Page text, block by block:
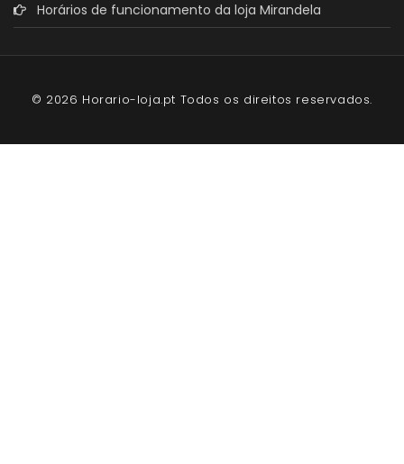
Horários de funcionamento da loja Mirandela
© 2026 Horario-loja.pt Todos os direitos reservados.